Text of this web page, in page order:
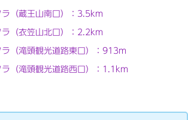
ラ（蔵王山南口）：3.5km
ラ（衣笠山北口）：2.2km
ラ（滝頭観光道路東口）：913m
ラ（滝頭観光道路西口）：1.1km